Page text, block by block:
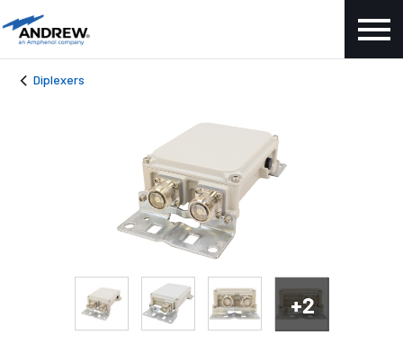
Diplexers
+2